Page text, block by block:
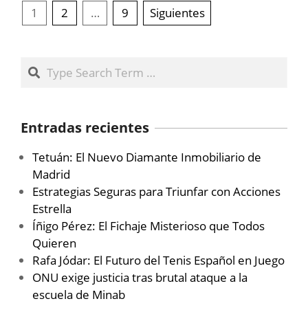
Paginación
de
1 2 … 9 Siguientes
Search
Entradas recientes
Tetuán: El Nuevo Diamante Inmobiliario de
Madrid
Estrategias Seguras para Triunfar con Acciones
Estrella
Íñigo Pérez: El Fichaje Misterioso que Todos
Quieren
Rafa Jódar: El Futuro del Tenis Español en Juego
ONU exige justicia tras brutal ataque a la
escuela de Minab